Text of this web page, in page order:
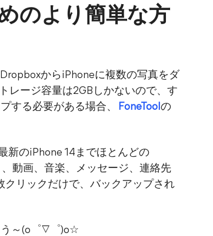
のより簡単な方
からiPhoneに複数の写真をダ
レージ容量は2GBしかないので、す
する必要がある場合、
FoneToolの
新のiPhone 14までほとんどの
動画、音楽、メッセージ、連絡先
リックだけで、バックアップされ
う～(o゜▽゜)o☆